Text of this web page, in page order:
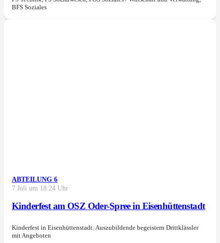
BFS Soziales
ABTEILUNG 6
7 Juli um 18:24 Uhr
Kinderfest am OSZ Oder-Spree in Eisenhüttenstadt
Kinderfest in Eisenhüttenstadt: Auszubildende begeistern Drittklässler
mit Angeboten